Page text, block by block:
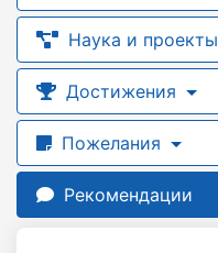
Наука и проекты
Достижения
Пожелания
Рекомендации